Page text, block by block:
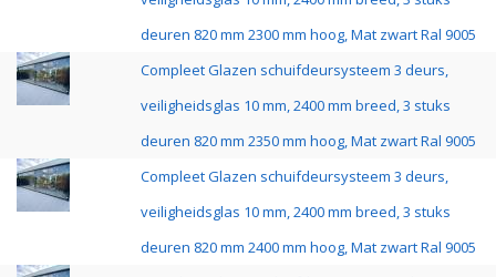
deuren 820 mm 2300 mm hoog, Mat zwart Ral 9005
Compleet Glazen schuifdeursysteem 3 deurs,
veiligheidsglas 10 mm, 2400 mm breed, 3 stuks
deuren 820 mm 2350 mm hoog, Mat zwart Ral 9005
Compleet Glazen schuifdeursysteem 3 deurs,
veiligheidsglas 10 mm, 2400 mm breed, 3 stuks
deuren 820 mm 2400 mm hoog, Mat zwart Ral 9005